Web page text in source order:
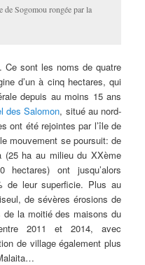
de Sogomou rongée par la
sont les noms de quatre
d’un à cinq hectares, qui
depuis au moins 15 ans
des Salomon, situé au nord-
ont été rejointes par l’île de
mouvement se poursuit: de
(25 ha au milieu du XXème
ont jusqu’alors
de leur superficie. Plus au
de sévères érosions de
la moitié des maisons du
2011 et 2014, avec
de village également plus